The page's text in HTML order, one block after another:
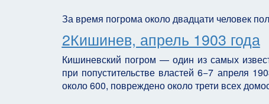
За время погрома около двадцати человек
2Кишинев, апрель 1903 года
Кишиневский погром — один из самых
при попустительстве властей 6−7 апреля
около 600, повреждено около трети всех